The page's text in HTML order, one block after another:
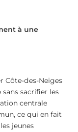
à une
Côte-des-Neiges
sacrifier les
centrale
ce qui en fait
jeunes